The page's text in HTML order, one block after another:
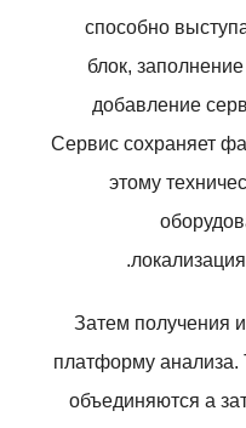
способно
блок,
добавление
Сервис сохраняет
этому
Затем получения
платформу
объединяются а